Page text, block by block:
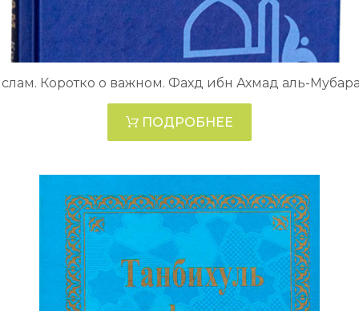
Коротко о важном. Фахд ибн Ахмад аль-
ПОДРОБНЕЕ